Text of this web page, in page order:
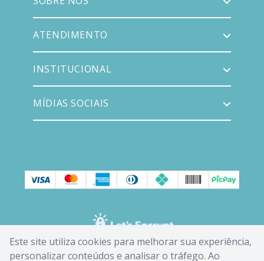
Este site utiliza cookies para melhorar sua experiência,
personalizar conteúdos e analisar o tráfego. Ao
ATENDIMENTO
INSTITUCIONAL
MÍDIAS SOCIAIS